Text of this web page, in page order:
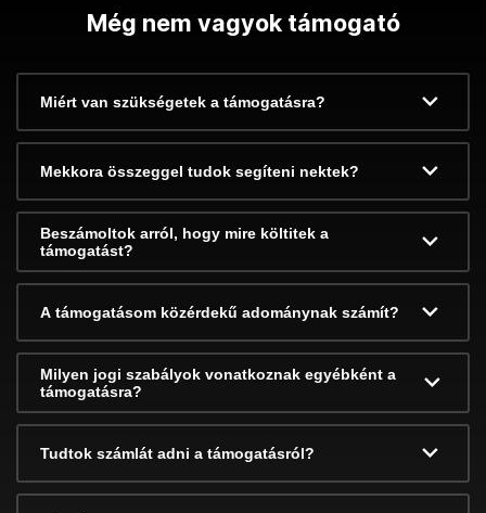
Még nem vagyok támogató
Miért van szükségetek a támogatásra?
Mekkora összeggel tudok segíteni nektek?
Beszámoltok arról, hogy mire költitek a
támogatást?
A támogatásom közérdekű adománynak számít?
Milyen jogi szabályok vonatkoznak egyébként a
támogatásra?
Tudtok számlát adni a támogatásról?